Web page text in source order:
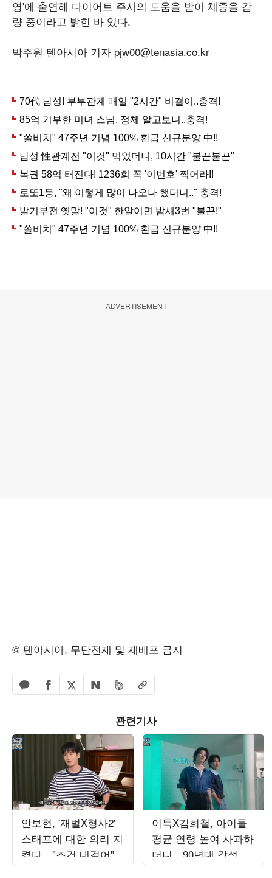
영'에 출연해 다이어트 주사의 도움을 받아 체중을 감
량 중이라고 밝힌 바 있다.
박주원 텐아시아 기자 pjw00@tenasia.co.kr
ADVERTISEMENT
© 텐아시아, 무단전재 및 재배포 금지
카카오톡 공유하기
페이스북 공유하기
엑스 공유하기
네이버 공유하기
밴드 공유하기
URL복사
관련기사
안보현, '재벌X형사2'
스태프에 대한 의리 지
켰다…"조건 내걸어"
상남자 면모 ('목요일
이특X김희철, 아이돌
평균 연령 높여 사과하
더니…90년대 감성 재
해석 ('트기트기 이특')